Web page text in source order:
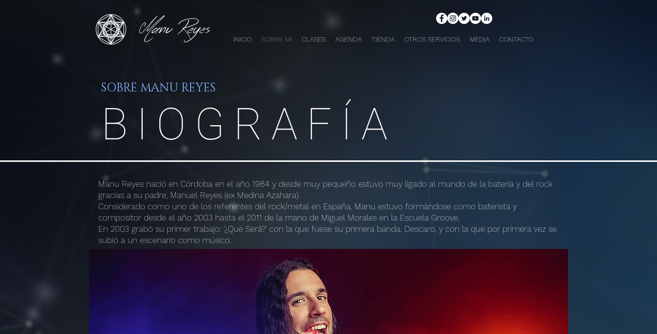
INICIO SOBRE MI CLASES AGENDA TIENDA OTROS SERVICIOS MEDIA CONTACTO
SOBRE MANU REYES
BIOGRAFÍA
Manu Reyes nació en Córdoba en el año 1984 y desde muy pequeño estuvo muy ligado al mundo de la batería y del rock
gracias a su padre, Manuel Reyes (ex Medina Azahara).
Considerado como uno de los referentes del rock/metal en España, Manu estuvo formándose como baterista y
compositor desde el año 2003 hasta el 2011 de la mano de Miguel Morales en la Escuela Groove.
En 2003 grabó su primer trabajo: '¿Qué Será?' con la que fuese su primera banda, Descaro, y con la que por primera vez se
subió a un escenario como músico.